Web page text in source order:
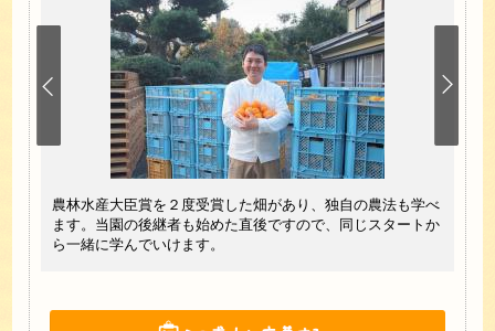
農林水産大臣賞を２度受賞した畑があり、独自の農法も学べ
ます。当園の後継者も始めた直後ですので、同じスタートか
ら一緒に学んでいけます。
三
浜